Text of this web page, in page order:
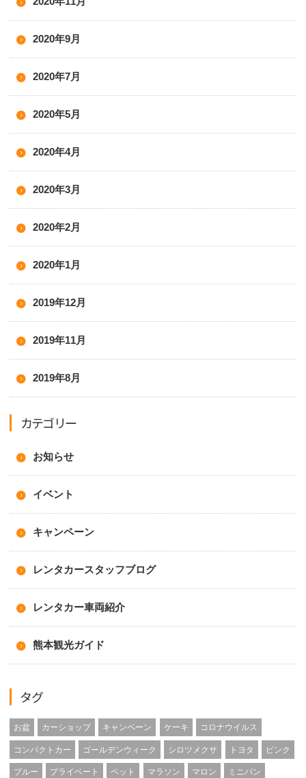
2020年9月
2020年7月
2020年5月
2020年4月
2020年3月
2020年2月
2020年1月
2019年12月
2019年11月
2019年8月
カテゴリー
お知らせ
イベント
キャンペーン
レンタカースタッフブログ
レンタカー車両紹介
熊本観光ガイド
タグ
お盆 カーショップ キャンペーン ケーキ コロナウイルス
コンパクトカー ゴールデンウィーク シロツメクサ トヨタ ピンク
ブルー プライベート ペット マラソン マロン ミニバン